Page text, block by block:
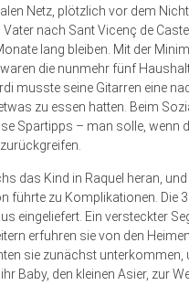
Netz, plötzlich vor dem
nach Sant Vicenç de
lang bleiben. Mit der
die nunmehr fünf
musste seine Gitarren eine
zu essen hatten. Beim
Spartipps – man solle, wenn
das Kind in Raquel heran, und
führte zu Komplikationen. Die
eingeliefert. Ein versteckter
erfuhren sie von den
sie zunächst unterkommen,
Baby, den kleinen Asier, zur